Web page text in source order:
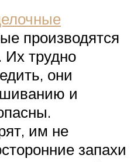
производятся
Их трудно
они
и
им не
запахи